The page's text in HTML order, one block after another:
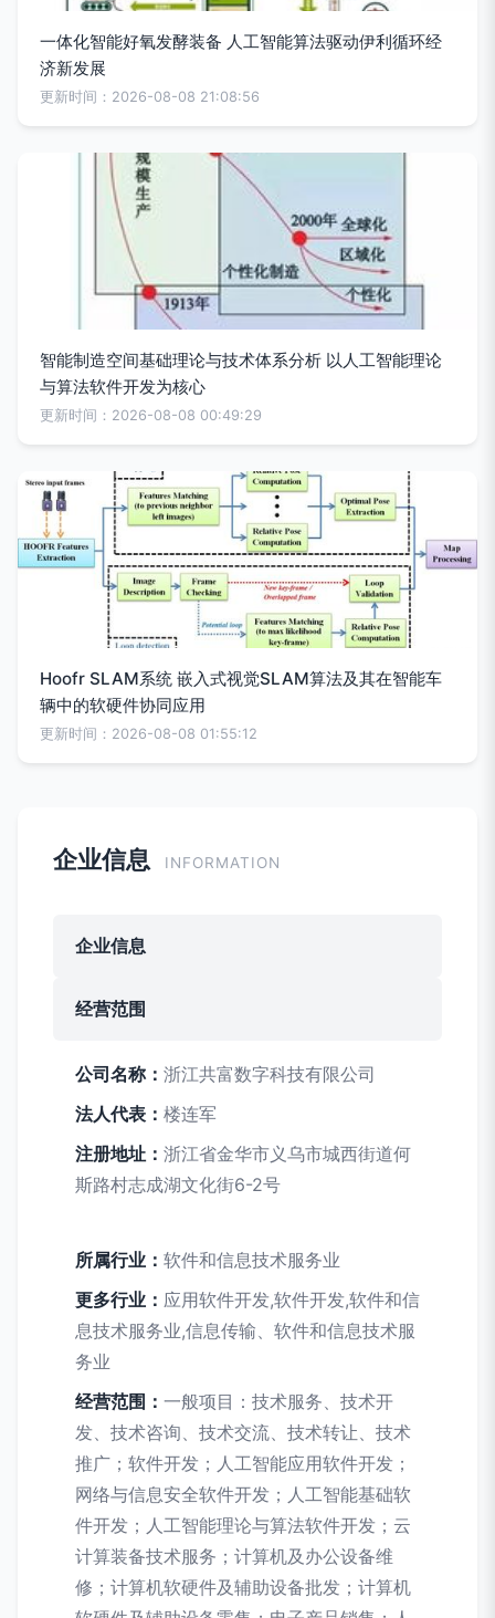
一体化智能好氧发酵装备 人工智能算法驱动伊利循环经
济新发展
更新时间：2026-08-08 21:08:56
智能制造空间基础理论与技术体系分析 以人工智能理论
与算法软件开发为核心
更新时间：2026-08-08 00:49:29
Hoofr SLAM系统 嵌入式视觉SLAM算法及其在智能车
辆中的软硬件协同应用
更新时间：2026-08-08 01:55:12
企业信息 INFORMATION
企业信息
经营范围
公司名称： 浙江共富数字科技有限公司
法人代表： 楼连军
注册地址： 浙江省金华市义乌市城西街道何
斯路村志成湖文化街6-2号
所属行业： 软件和信息技术服务业
更多行业： 应用软件开发,软件开发,软件和信
息技术服务业,信息传输、软件和信息技术服
务业
经营范围： 一般项目：技术服务、技术开
发、技术咨询、技术交流、技术转让、技术
推广；软件开发；人工智能应用软件开发；
网络与信息安全软件开发；人工智能基础软
件开发；人工智能理论与算法软件开发；云
计算装备技术服务；计算机及办公设备维
修；计算机软硬件及辅助设备批发；计算机